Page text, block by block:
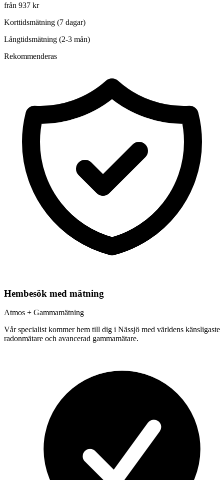
från 937 kr
Korttidsmätning (7 dagar)
Långtidsmätning (2-3 mån)
Rekommenderas
Hembesök med mätning
Atmos + Gammamätning
Vår specialist kommer hem till dig i Nässjö med världens känsligaste
radonmätare och avancerad gammamätare.